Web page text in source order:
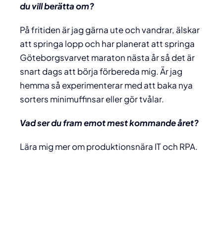
du vill berätta om?
På fritiden är jag gärna ute och vandrar, älskar
att springa lopp och har planerat att springa
Göteborgsvarvet maraton nästa år så det är
snart dags att börja förbereda mig. Är jag
hemma så experimenterar med att baka nya
sorters minimuffinsar eller gör tvålar.
Vad ser du fram emot mest kommande året?
Lära mig mer om produktionsnära IT och RPA.